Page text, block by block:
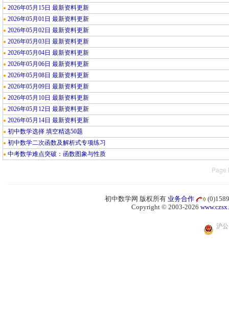
● 2026年05月15日 最新资料更新
● 2026年05月01日 最新资料更新
● 2026年05月02日 最新资料更新
● 2026年05月03日 最新资料更新
● 2026年05月04日 最新资料更新
● 2026年05月06日 最新资料更新
● 2026年05月08日 最新资料更新
● 2026年05月09日 最新资料更新
● 2026年05月10日 最新资料更新
● 2026年05月12日 最新资料更新
● 2026年05月14日 最新资料更新
● 初中数学选择 填空精选50题
● 初中数学二次函数及解析式专项练习
● 中考数学难点突破：函数图象与性质
Page
初中数学网 版权所有 业务合作
Copyright © 2003-2026
沪公